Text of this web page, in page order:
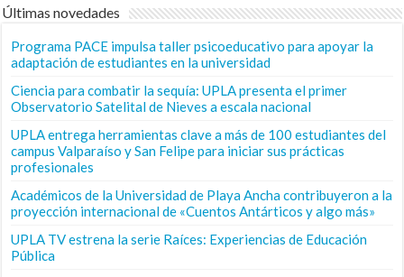
Últimas novedades
Programa PACE impulsa taller psicoeducativo para apoyar la
adaptación de estudiantes en la universidad
Ciencia para combatir la sequía: UPLA presenta el primer
Observatorio Satelital de Nieves a escala nacional
UPLA entrega herramientas clave a más de 100 estudiantes del
campus Valparaíso y San Felipe para iniciar sus prácticas
profesionales
Académicos de la Universidad de Playa Ancha contribuyeron a la
proyección internacional de «Cuentos Antárticos y algo más»
UPLA TV estrena la serie Raíces: Experiencias de Educación
Pública